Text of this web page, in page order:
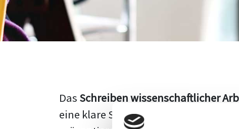
Das Schreiben wissenschaftlicher
eine klare Struktur, einen logischen